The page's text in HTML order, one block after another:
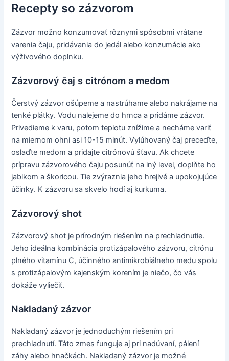
Recepty so zázvorom
Zázvor možno konzumovať rôznymi spôsobmi vrátane
varenia čaju, pridávania do jedál alebo konzumácie ako
výživového doplnku.
Zázvorový čaj s citrónom a medom
Čerstvý zázvor ošúpeme a nastrúhame alebo nakrájame na
tenké plátky. Vodu nalejeme do hrnca a pridáme zázvor.
Privedieme k varu, potom teplotu znížime a necháme variť
na miernom ohni asi 10-15 minút. Vylúhovaný čaj preceďte,
oslaďte medom a pridajte citrónovú šťavu. Ak chcete
prípravu zázvorového čaju posunúť na iný level, doplňte ho
jablkom a škoricou. Tie zvýraznia jeho hrejivé a upokojujúce
účinky. K zázvoru sa skvelo hodí aj kurkuma.
Zázvorový shot
Zázvorový shot je prírodným riešením na prechladnutie.
Jeho ideálna kombinácia protizápalového zázvoru, citrónu
plného vitamínu C, účinného antimikrobiálneho medu spolu
s protizápalovým kajenským korením je niečo, čo vás
dokáže vyliečiť.
Nakladaný zázvor
Nakladaný zázvor je jednoduchým riešením pri
prechladnutí. Táto zmes funguje aj pri nadúvaní, pálení
záhy alebo hnačkách. Nakladaný zázvor je možné